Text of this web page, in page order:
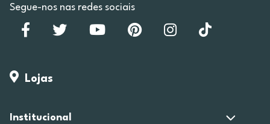
Segue-nos nas redes sociais
Lojas
Institucional